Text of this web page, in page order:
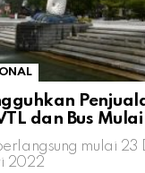
dan Bus
mulai 23
2022